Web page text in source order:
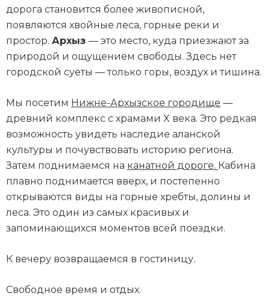
дорога становится более живописной,
появляются хвойные леса, горные реки и
простор. Архыз — это место, куда приезжают за
природой и ощущением свободы. Здесь нет
городской суеты — только горы, воздух и тишина.
Мы посетим Нижне-Архызское городище —
древний комплекс с храмами X века. Это редкая
возможность увидеть наследие аланской
культуры и почувствовать историю региона.
Затем поднимаемся на канатной дороге. Кабина
плавно поднимается вверх, и постепенно
открываются виды на горные хребты, долины и
леса. Это один из самых красивых и
запоминающихся моментов всей поездки.
К вечеру возвращаемся в гостиницу.
Свободное время и отдых.